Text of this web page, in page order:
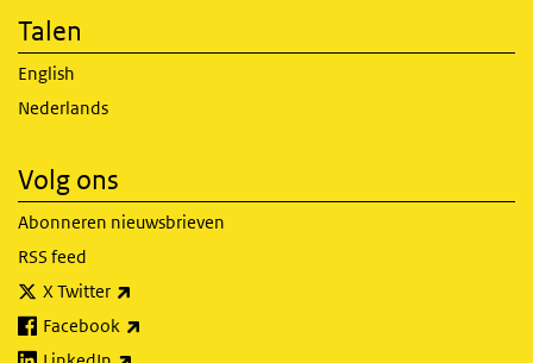
Talen
English
Nederlands
Volg ons
Abonneren nieuwsbrieven
RSS feed
X Twitter
Facebook